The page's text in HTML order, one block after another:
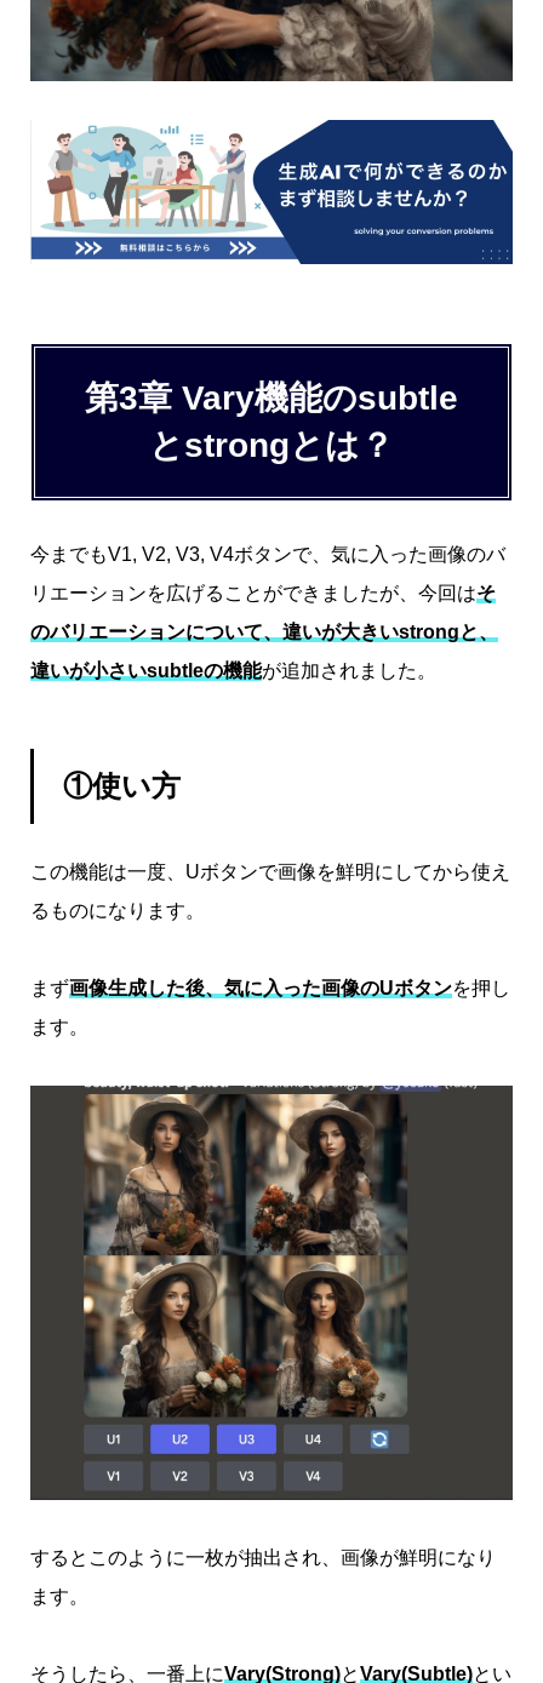
第3章 Vary機能のsubtle
とstrongとは？
今までもV1, V2, V3, V4ボタンで、気に入った画像のバ
リエーションを広げることができましたが、今回はそ
のバリエーションについて、違いが大きいstrongと、
違いが小さいsubtleの機能が追加されました。
①使い方
この機能は一度、Uボタンで画像を鮮明にしてから使え
るものになります。
まず画像生成した後、気に入った画像のUボタンを押し
ます。
するとこのように一枚が抽出され、画像が鮮明になり
ます。
そうしたら、一番上にVary(Strong)とVary(Subtle)とい